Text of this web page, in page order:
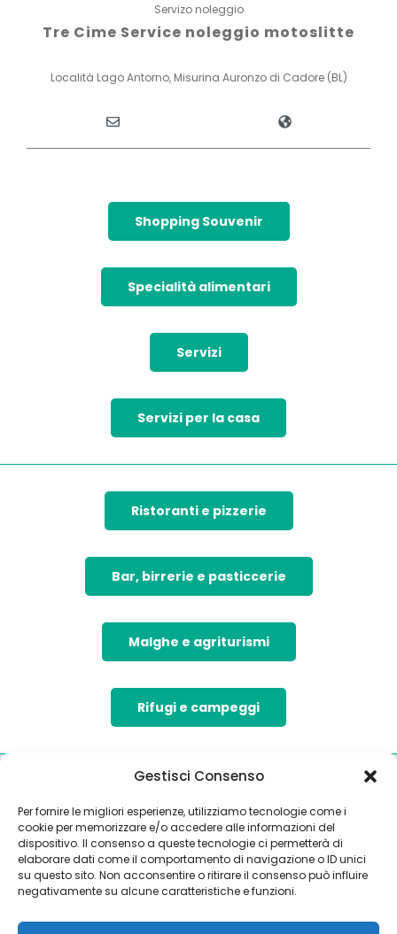
Gestisci Consenso
Per fornire le migliori esperienze, utilizziamo tecnologie come i
cookie per memorizzare e/o accedere alle informazioni del
dispositivo. Il consenso a queste tecnologie ci permetterà di
elaborare dati come il comportamento di navigazione o ID unici
su questo sito. Non acconsentire o ritirare il consenso può influire
negativamente su alcune caratteristiche e funzioni.
Servizo noleggio
Tre Cime Service noleggio motoslitte
Località Lago Antorno, Misurina Auronzo di Cadore (BL)
Shopping Souvenir
Specialità alimentari
Servizi
Servizi per la casa
Ristoranti e pizzerie
Bar, birrerie e pasticcerie
Malghe e agriturismi
Rifugi e campeggi